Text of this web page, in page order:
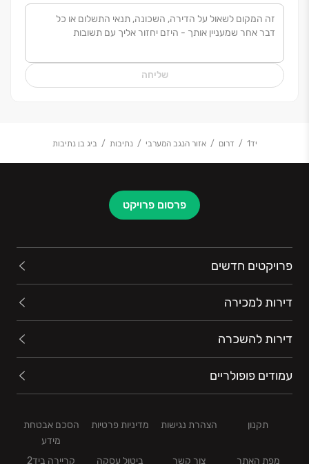
שליחה
יד1 דרום אזור הנגב המערבי נתיבות ביג בן נתיבות
פרסום פרויקט
פרויקטים חדשים
דירות למכירה
דירות להשכרה
עמודים פופולריים
תקנון הצהרת נגישות מדיניות פרטיות
הסכם אבטחת
מידע
מפת האתר
צור קשר ביטול עסקה קריירה ביד2